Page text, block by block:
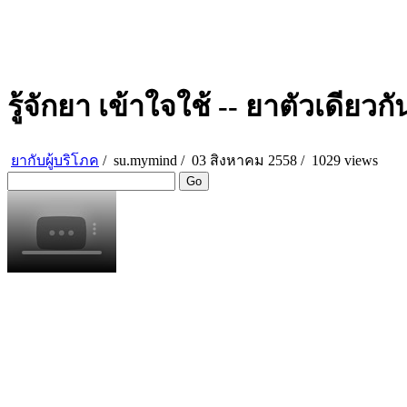
รู้จักยา เข้าใจใช้ -- ยาตัวเดียวกั
ยากับผู้บริโภค / su.mymind / 03 สิงหาคม 2558 / 1029 views
Go